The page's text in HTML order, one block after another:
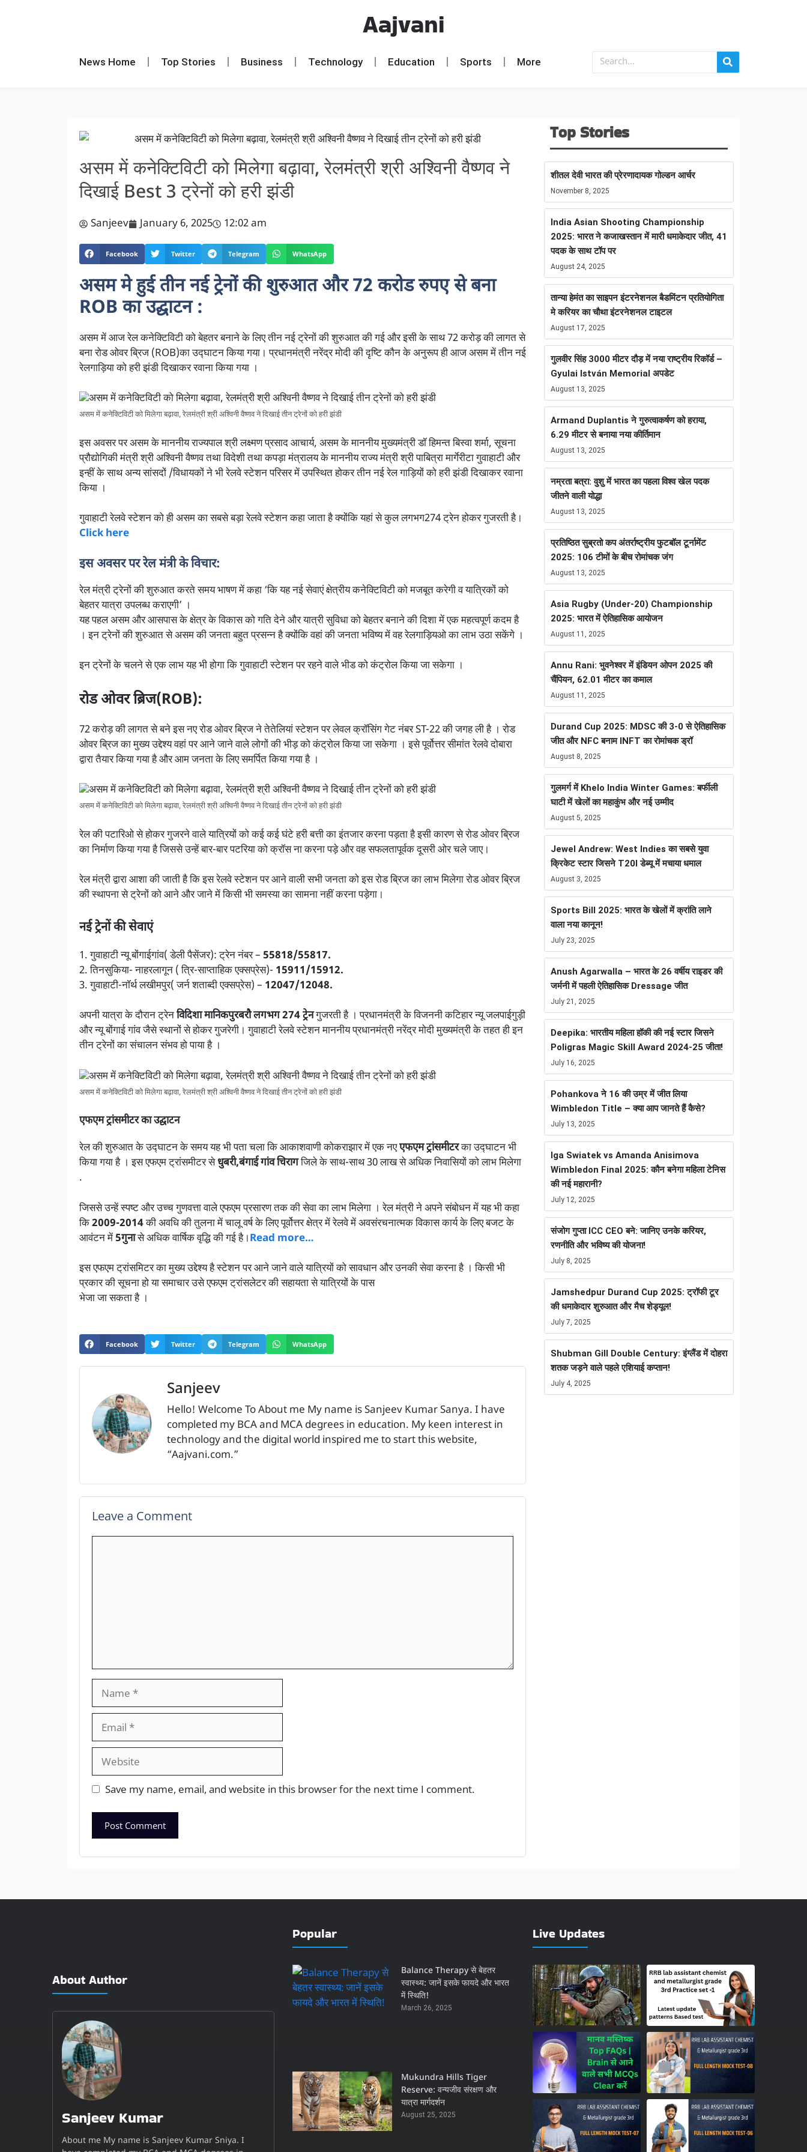
Aajvani
News Home Top Stories Business Technology Education Sports More
असम में कनेक्टिविटी को मिलेगा बढ़ावा, रेलमंत्री श्री अश्विनी वैष्णव ने
दिखाई Best 3 ट्रेनों को हरी झंडी
Sanjeev January 6, 2025 12:02 am
Facebook Twitter Telegram WhatsApp
असम मे हुई तीन नई ट्रेनों की शुरुआत और 72 करोड रुपए से बना
ROB का उद्घाटन :
असम में आज रेल कनेक्टिविटी को बेहतर बनाने के लिए तीन नई ट्रेनों की शुरुआत की गई और इसी के साथ 72 करोड़ की लागत से
बना रोड ओवर ब्रिज (ROB)का उद्घाटन किया गया। प्रधानमंत्री नरेंद्र मोदी की दृष्टि कौन के अनुरूप ही आज असम में तीन नई
रेलगाड़िया को हरी झंडी दिखाकर रवाना किया गया ।
असम में कनेक्टिविटी को मिलेगा बढ़ावा, रेलमंत्री श्री अश्विनी वैष्णव ने दिखाई तीन ट्रेनों को हरी झंडी
इस अवसर पर असम के माननीय राज्यपाल श्री लक्ष्मण प्रसाद आचार्य, असम के माननीय मुख्यमंत्री डॉ हिमन्त बिस्वा शर्मा, सूचना
प्रौद्योगिकी मंत्री श्री अश्विनी वैष्णव तथा विदेशी तथा कपड़ा मंत्रालय के माननीय राज्य मंत्री श्री पाबित्रा मार्गेरीटा गुवाहाटी और
इन्हीं के साथ अन्य सांसदों /विधायकों ने भी रेलवे स्टेशन परिसर में उपस्थित होकर तीन नई रेल गाड़ियों को हरी झंडी दिखाकर रवाना
किया ।
गुवाहाटी रेलवे स्टेशन को ही असम का सबसे बड़ा रेलवे स्टेशन कहा जाता है क्योंकि यहां से कुल लगभग274 ट्रेन होकर गुजरती है।
Click here
इस अवसर पर रेल मंत्री के विचार:
रेल मंत्री ट्रेनों की शुरुआत करते समय भाषण में कहा ‘कि यह नई सेवाएं क्षेत्रीय कनेक्टिविटी को मजबूत करेगी व यात्रिकों को
बेहतर यात्रा उपलब्ध कराएगी’ ।
यह पहल असम और आसपास के क्षेत्र के विकास को गति देने और यात्री सुविधा को बेहतर बनाने की दिशा में एक महत्वपूर्ण कदम है
। इन ट्रेनों की शुरुआत से असम की जनता बहुत प्रसन्न है क्योंकि वहां की जनता भविष्य में वह रेलगाड़ियओ का लाभ उठा सकेंगे ।
इन ट्रेनों के चलने से एक लाभ यह भी होगा कि गुवाहाटी स्टेशन पर रहने वाले भीड को कंट्रोल किया जा सकेगा ।
रोड ओवर ब्रिज(ROB):
72 करोड़ की लागत से बने इस नए रोड ओवर ब्रिज ने तेतेलियां स्टेशन पर लेवल क्रॉसिंग गेट नंबर ST-22 की जगह ली है । रोड
ओवर ब्रिज का मुख्य उद्देश्य वहां पर आने जाने वाले लोगों की भीड़ को कंट्रोल किया जा सकेगा । इसे पूर्वोत्तर सीमांत रेलवे दोबारा
द्वारा तैयार किया गया है और आम जनता के लिए समर्पित किया गया है ।
असम में कनेक्टिविटी को मिलेगा बढ़ावा, रेलमंत्री श्री अश्विनी वैष्णव ने दिखाई तीन ट्रेनों को हरी झंडी
रेल की पटारिओ से होकर गुजरने वाले यात्रियों को कई कई घंटे हरी बत्ती का इंतजार करना पड़ता है इसी कारण से रोड ओवर ब्रिज
का निर्माण किया गया है जिससे उन्हें बार-बार पटरिया को क्रॉस ना करना पड़े और वह सफलतापूर्वक दूसरी ओर चले जाए।
रेल मंत्री द्वारा आशा की जाती है कि इस रेलवे स्टेशन पर आने वाली सभी जनता को इस रोड ब्रिज का लाभ मिलेगा रोड ओवर ब्रिज
की स्थापना से ट्रेनों को आने और जाने में किसी भी समस्या का सामना नहीं करना पड़ेगा।
नई ट्रेनों की सेवाएं
1. गुवाहाटी न्यू बोंगाईगांव( डेली पैसेंजर): ट्रेन नंबर – 55818/55817.
2. तिनसुकिया- नाहरलागून ( त्रि-साप्ताहिक एक्सप्रेस)- 15911/15912.
3. गुवाहाटी-नॉर्थ लखीमपुर( जर्न शताब्दी एक्सप्रेस) – 12047/12048.
अपनी यात्रा के दौरान ट्रेनविदिशा मानिकपुरबरौ लगभग 274 ट्रेनगुजरती है । प्रधानमंत्री के विजननी कटिहार न्यू जलपाईगुड़ी
और न्यू बोंगाई गांव जैसे स्थानों से होकर गुजरेगी। गुवाहाटी रेलवे स्टेशन माननीय प्रधानमंत्री नरेंद्र मोदी मुख्यमंत्री के तहत ही इन
तीन ट्रेनों का संचालन संभव हो पाया है ।
असम में कनेक्टिविटी को मिलेगा बढ़ावा, रेलमंत्री श्री अश्विनी वैष्णव ने दिखाई तीन ट्रेनों को हरी झंडी
एफएम ट्रांसमीटर का उद्घाटन
रेल की शुरुआत के उद्घाटन के समय यह भी पता चला कि आकाशवाणी कोकराझार में एक नएएफएम ट्रांसमीटरका उद्घाटन भी
किया गया है । इस एफएम ट्रांसमीटर सेधुबरी,बंगाई गांव चिरागजिले के साथ-साथ 30 लाख से अधिक निवासियों को लाभ मिलेगा
.
जिससे उन्हें स्पष्ट और उच्च गुणवत्ता वाले एफएम प्रसारण तक की सेवा का लाभ मिलेगा । रेल मंत्री ने अपने संबोधन में यह भी कहा
कि2009-2014की अवधि की तुलना में चालू वर्ष के लिए पूर्वोत्तर क्षेत्र में रेलवे में अवसंरचनात्मक विकास कार्य के लिए बजट के
आवंटन में 5गुनासे अधिक वार्षिक वृद्धि की गई है।Read more…
इस एफएम ट्रांसमिटर का मुख्य उद्देश्य है स्टेशन पर आने जाने वाले यात्रियों को सावधान और उनकी सेवा करना है । किसी भी
प्रकार की सूचना हो या समाचार उसे एफएम ट्रांसलेटर की सहायता से यात्रियों के पास
भेजा जा सकता है ।
Facebook Twitter Telegram WhatsApp
Sanjeev
Hello! Welcome To About me My name is Sanjeev Kumar Sanya. I have
completed my BCA and MCA degrees in education. My keen interest in
technology and the digital world inspired me to start this website,
“Aajvani.com.”
Leave a Comment
Save my name, email, and website in this browser for the next time I comment.
Top Stories
शीतल देवी भारत की प्रेरणादायक गोल्डन आर्चर
November 8, 2025
India Asian Shooting Championship
2025: भारत ने कजाखस्तान में मारी धमाकेदार जीत, 41
पदक के साथ टॉप पर
August 24, 2025
तान्या हेमंत का साइपन इंटरनेशनल बैडमिंटन प्रतियोगिता
मे करियर का चौथा इंटरनेशनल टाइटल
August 17, 2025
गुलवीर सिंह 3000 मीटर दौड़ में नया राष्ट्रीय रिकॉर्ड –
Gyulai István Memorial अपडेट
August 13, 2025
Armand Duplantis ने गुरुत्वाकर्षण को हराया,
6.29 मीटर से बनाया नया कीर्तिमान
August 13, 2025
नम्रता बत्रा: वुशु में भारत का पहला विश्व खेल पदक
जीतने वाली योद्धा
August 13, 2025
प्रतिष्ठित सुब्रतो कप अंतर्राष्ट्रीय फुटबॉल टूर्नामेंट
2025: 106 टीमों के बीच रोमांचक जंग
August 13, 2025
Asia Rugby (Under-20) Championship
2025: भारत में ऐतिहासिक आयोजन
August 11, 2025
Annu Rani: भुवनेश्वर में इंडियन ओपन 2025 की
चैंपियन, 62.01 मीटर का कमाल
August 11, 2025
Durand Cup 2025: MDSC की 3-0 से ऐतिहासिक
जीत और NFC बनाम INFT का रोमांचक ड्रॉ
August 8, 2025
गुलमर्ग में Khelo India Winter Games: बर्फीली
घाटी में खेलों का महाकुंभ और नई उम्मीद
August 5, 2025
Jewel Andrew: West Indies का सबसे युवा
क्रिकेट स्टार जिसने T20I डेब्यू में मचाया धमाल
August 3, 2025
Sports Bill 2025: भारत के खेलों में क्रांति लाने
वाला नया कानून!
July 23, 2025
Anush Agarwalla – भारत के 26 वर्षीय राइडर की
जर्मनी में पहली ऐतिहासिक Dressage जीत
July 21, 2025
Deepika: भारतीय महिला हॉकी की नई स्टार जिसने
Poligras Magic Skill Award 2024-25 जीता!
July 16, 2025
Pohankova ने 16 की उम्र में जीत लिया
Wimbledon Title – क्या आप जानते हैं कैसे?
July 13, 2025
Iga Swiatek vs Amanda Anisimova
Wimbledon Final 2025: कौन बनेगा महिला टेनिस
की नई महारानी?
July 12, 2025
संजोग गुप्ता ICC CEO बने: जानिए उनके करियर,
रणनीति और भविष्य की योजना!
July 8, 2025
Jamshedpur Durand Cup 2025: ट्रॉफी टूर
की धमाकेदार शुरुआत और मैच शेड्यूल!
July 7, 2025
Shubman Gill Double Century: इंग्लैंड में दोहरा
शतक जड़ने वाले पहले एशियाई कप्तान!
July 4, 2025
About Author
Sanjeev Kumar
About me My name is Sanjeev Kumar Sniya. I
Popular
Balance Therapy से बेहतर
स्वास्थ्य: जानें इसके फायदे और भारत
में स्थिति!
March 26, 2025
Mukundra Hills Tiger
Reserve: वन्यजीव संरक्षण और
यात्रा मार्गदर्शन
August 25, 2025
Live Updates